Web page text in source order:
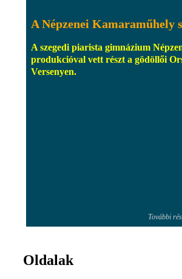
A Népzenei Kamaraműhely
A szegedi piarista gimnázium
produkcióval vett részt a gödöllői
Versenyen.
További
Oldalak